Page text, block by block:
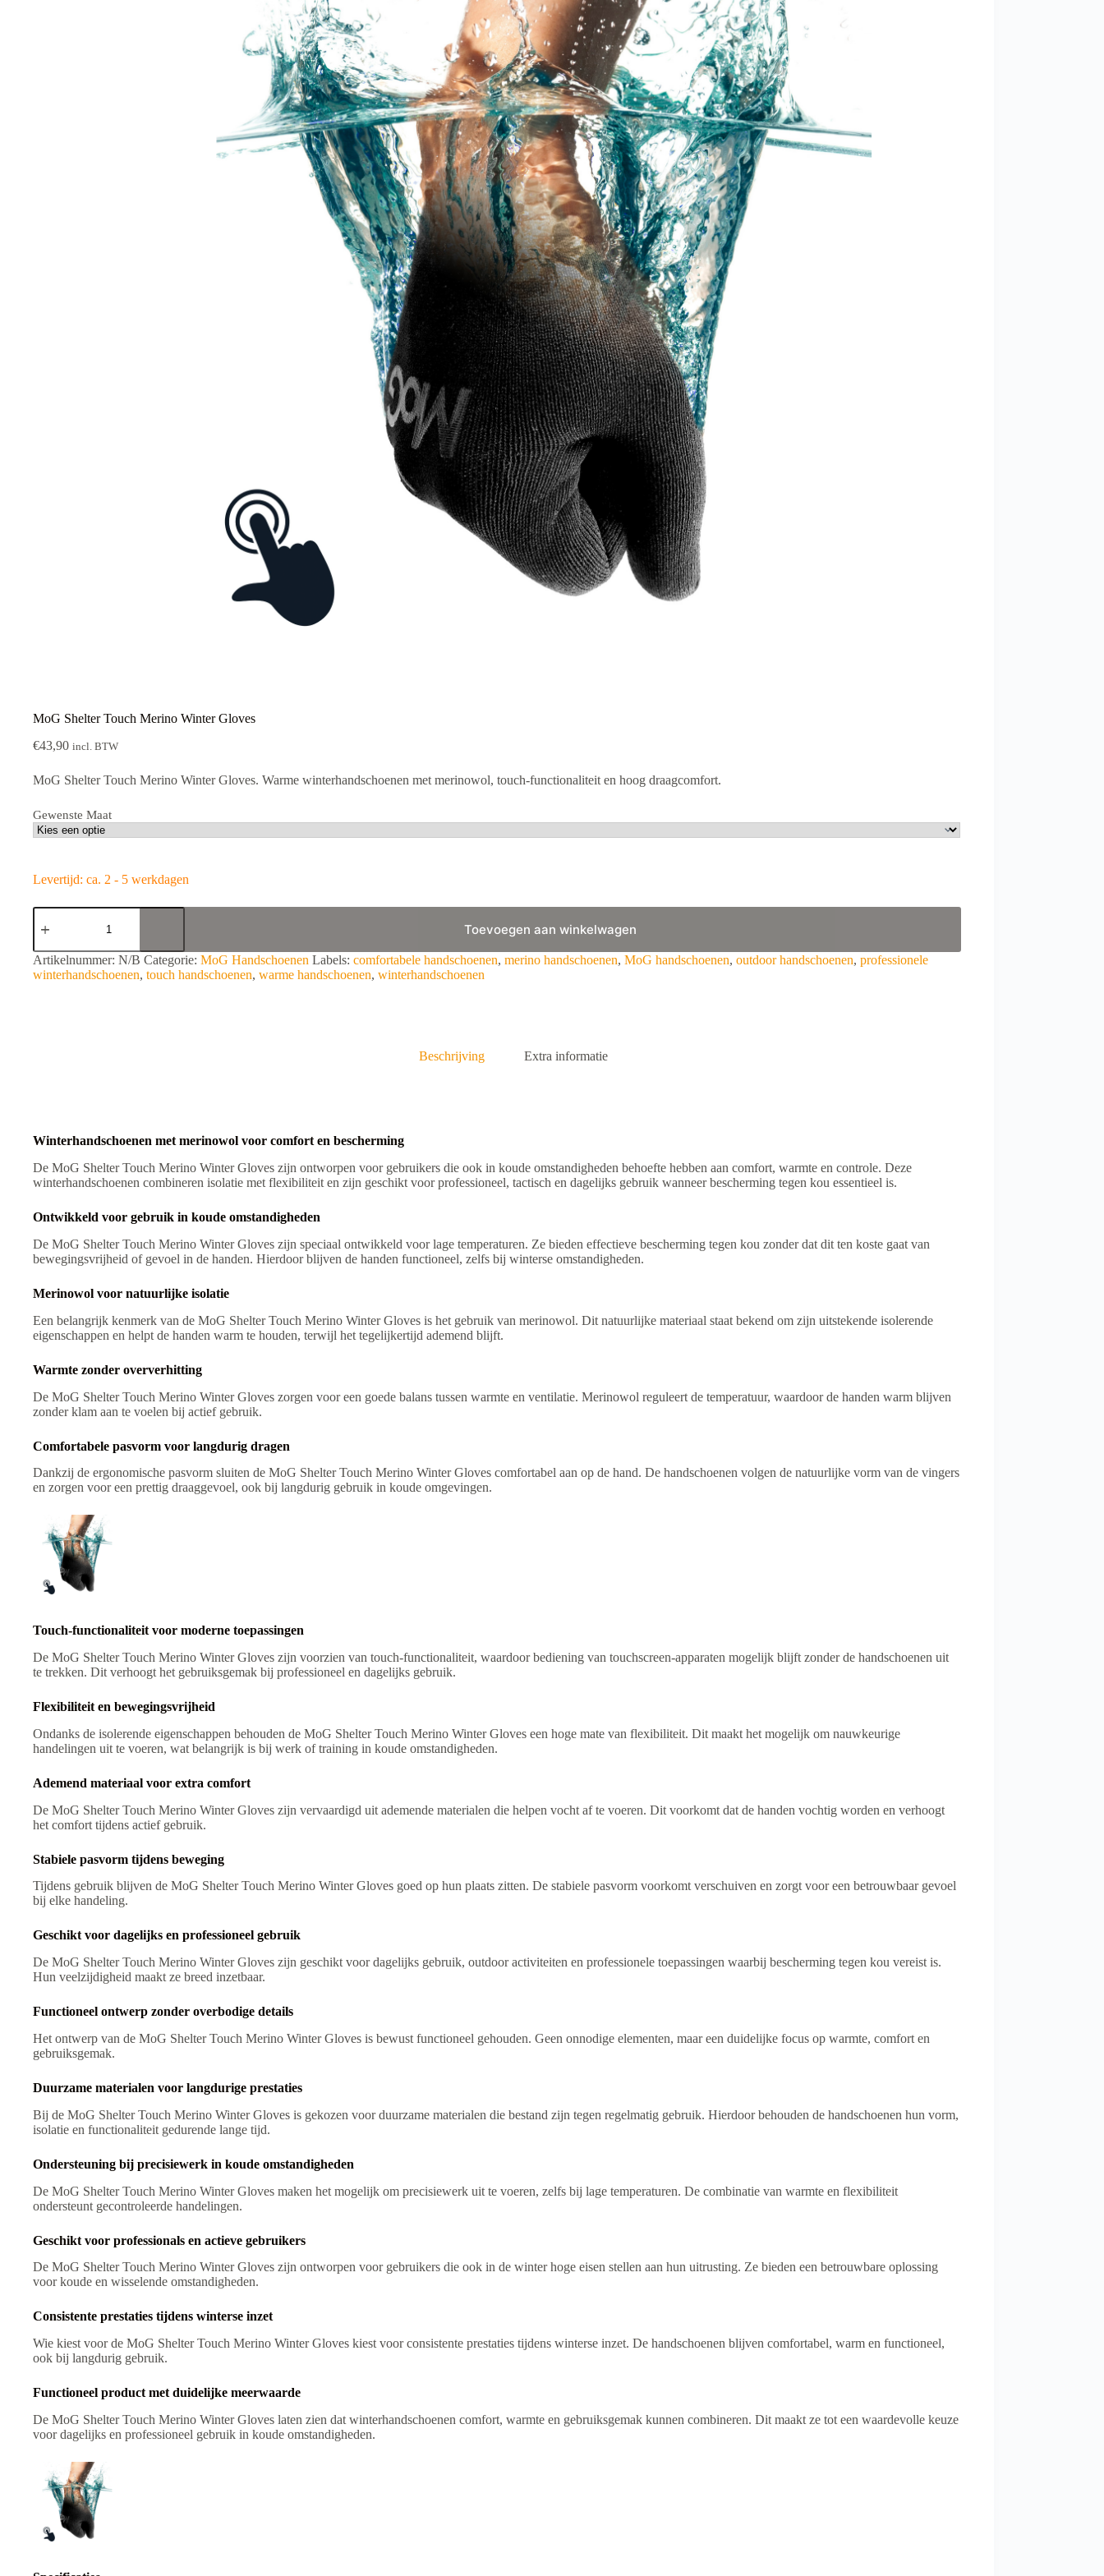
MoG Shelter Touch Merino Winter Gloves
€43,90 incl. BTW
MoG Shelter Touch Merino Winter Gloves. Warme winterhandschoenen met merinowol, touch-functionaliteit en hoog draagcomfort.
Gewenste Maat
Levertijd: ca. 2 - 5 werkdagen
MoG
Shelter
Merino
Winter
Gloves
Toevoegen aan winkelwagen
A
l
Artikelnummer: N/B Categorie: MoG Handschoenen Labels: comfortabele handschoenen, merino handschoenen, MoG handschoenen, outdoor handschoenen, professionele
winterhandschoenen, touch handschoenen, warme handschoenen, winterhandschoenen
Beschrijving Extra informatie
Winterhandschoenen met merinowol voor comfort en bescherming
De MoG Shelter Touch Merino Winter Gloves zijn ontworpen voor gebruikers die ook in koude omstandigheden behoefte hebben aan comfort, warmte en controle. Deze
winterhandschoenen combineren isolatie met flexibiliteit en zijn geschikt voor professioneel, tactisch en dagelijks gebruik wanneer bescherming tegen kou essentieel is.
Ontwikkeld voor gebruik in koude omstandigheden
De MoG Shelter Touch Merino Winter Gloves zijn speciaal ontwikkeld voor lage temperaturen. Ze bieden effectieve bescherming tegen kou zonder dat dit ten koste gaat van
bewegingsvrijheid of gevoel in de handen. Hierdoor blijven de handen functioneel, zelfs bij winterse omstandigheden.
Merinowol voor natuurlijke isolatie
Een belangrijk kenmerk van de MoG Shelter Touch Merino Winter Gloves is het gebruik van merinowol. Dit natuurlijke materiaal staat bekend om zijn uitstekende isolerende
eigenschappen en helpt de handen warm te houden, terwijl het tegelijkertijd ademend blijft.
Warmte zonder oververhitting
De MoG Shelter Touch Merino Winter Gloves zorgen voor een goede balans tussen warmte en ventilatie. Merinowol reguleert de temperatuur, waardoor de handen warm blijven
zonder klam aan te voelen bij actief gebruik.
Comfortabele pasvorm voor langdurig dragen
Dankzij de ergonomische pasvorm sluiten de MoG Shelter Touch Merino Winter Gloves comfortabel aan op de hand. De handschoenen volgen de natuurlijke vorm van de vingers
en zorgen voor een prettig draaggevoel, ook bij langdurig gebruik in koude omgevingen.
Touch-functionaliteit voor moderne toepassingen
De MoG Shelter Touch Merino Winter Gloves zijn voorzien van touch-functionaliteit, waardoor bediening van touchscreen-apparaten mogelijk blijft zonder de handschoenen uit
te trekken. Dit verhoogt het gebruiksgemak bij professioneel en dagelijks gebruik.
Flexibiliteit en bewegingsvrijheid
Ondanks de isolerende eigenschappen behouden de MoG Shelter Touch Merino Winter Gloves een hoge mate van flexibiliteit. Dit maakt het mogelijk om nauwkeurige
handelingen uit te voeren, wat belangrijk is bij werk of training in koude omstandigheden.
Ademend materiaal voor extra comfort
De MoG Shelter Touch Merino Winter Gloves zijn vervaardigd uit ademende materialen die helpen vocht af te voeren. Dit voorkomt dat de handen vochtig worden en verhoogt
het comfort tijdens actief gebruik.
Stabiele pasvorm tijdens beweging
Tijdens gebruik blijven de MoG Shelter Touch Merino Winter Gloves goed op hun plaats zitten. De stabiele pasvorm voorkomt verschuiven en zorgt voor een betrouwbaar gevoel
bij elke handeling.
Geschikt voor dagelijks en professioneel gebruik
De MoG Shelter Touch Merino Winter Gloves zijn geschikt voor dagelijks gebruik, outdoor activiteiten en professionele toepassingen waarbij bescherming tegen kou vereist is.
Hun veelzijdigheid maakt ze breed inzetbaar.
Functioneel ontwerp zonder overbodige details
Het ontwerp van de MoG Shelter Touch Merino Winter Gloves is bewust functioneel gehouden. Geen onnodige elementen, maar een duidelijke focus op warmte, comfort en
gebruiksgemak.
Duurzame materialen voor langdurige prestaties
Bij de MoG Shelter Touch Merino Winter Gloves is gekozen voor duurzame materialen die bestand zijn tegen regelmatig gebruik. Hierdoor behouden de handschoenen hun vorm,
isolatie en functionaliteit gedurende lange tijd.
Ondersteuning bij precisiewerk in koude omstandigheden
De MoG Shelter Touch Merino Winter Gloves maken het mogelijk om precisiewerk uit te voeren, zelfs bij lage temperaturen. De combinatie van warmte en flexibiliteit
ondersteunt gecontroleerde handelingen.
Geschikt voor professionals en actieve gebruikers
De MoG Shelter Touch Merino Winter Gloves zijn ontworpen voor gebruikers die ook in de winter hoge eisen stellen aan hun uitrusting. Ze bieden een betrouwbare oplossing
voor koude en wisselende omstandigheden.
Consistente prestaties tijdens winterse inzet
Wie kiest voor de MoG Shelter Touch Merino Winter Gloves kiest voor consistente prestaties tijdens winterse inzet. De handschoenen blijven comfortabel, warm en functioneel,
ook bij langdurig gebruik.
Functioneel product met duidelijke meerwaarde
De MoG Shelter Touch Merino Winter Gloves laten zien dat winterhandschoenen comfort, warmte en gebruiksgemak kunnen combineren. Dit maakt ze tot een waardevolle keuze
voor dagelijks en professioneel gebruik in koude omstandigheden.